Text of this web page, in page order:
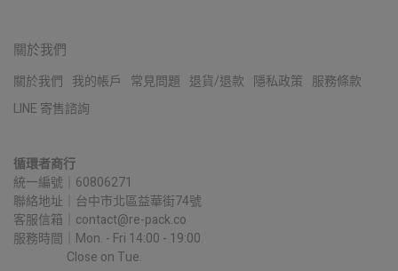
關於我們
關於我們 我的帳戶 常見問題 退貨/退款 隱私政策 服務條款
LINE 寄售諮詢
循環者商行
統一編號｜60806271
聯絡地址｜台中市北區益華街74號
客服信箱｜contact@re-pack.co
服務時間｜Mon. - Fri 14:00 - 19:00
Close on Tue.